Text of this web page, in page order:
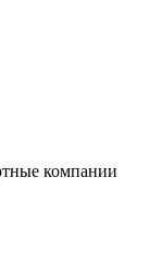
компании